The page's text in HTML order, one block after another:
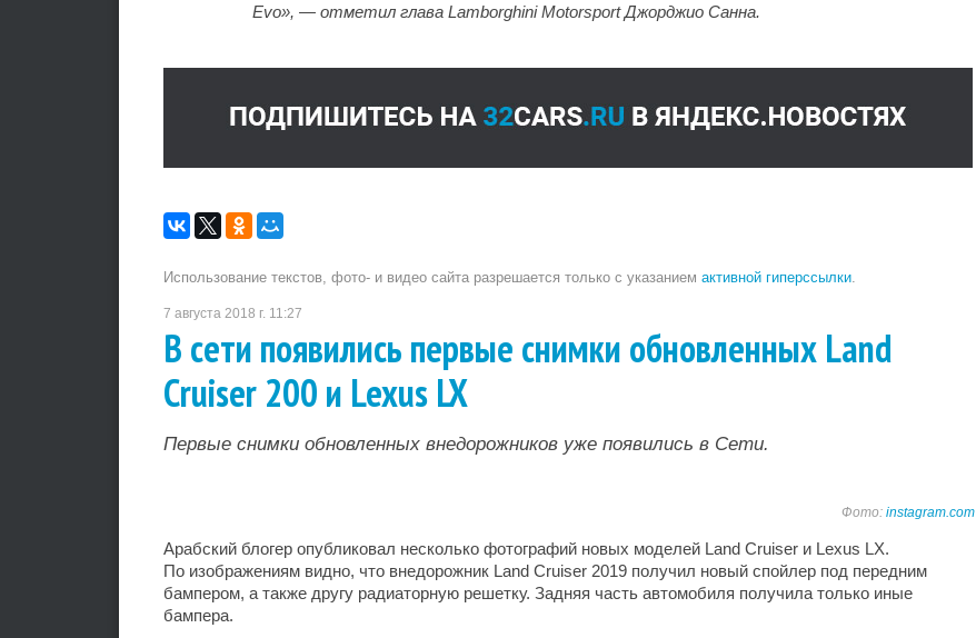
Evo», — отметил глава Lamborghini Motorsport Джорджио Санна.
Использование текстов, фото- и видео сайта разрешается только с указанием активной гиперссылки.
7 августа 2018 г. 11:27
В сети появились первые снимки обновленных Land
Cruiser 200 и Lexus LX
Первые снимки обновленных внедорожников уже появились в Сети.
Фото: instagram.com
Арабский блогер опубликовал несколько фотографий новых моделей Land Cruiser и Lexus LX.
По изображениям видно, что внедорожник Land Cruiser 2019 получил новый спойлер под передним
бампером, а также другу радиаторную решетку. Задняя часть автомобиля получила только иные
бампера.